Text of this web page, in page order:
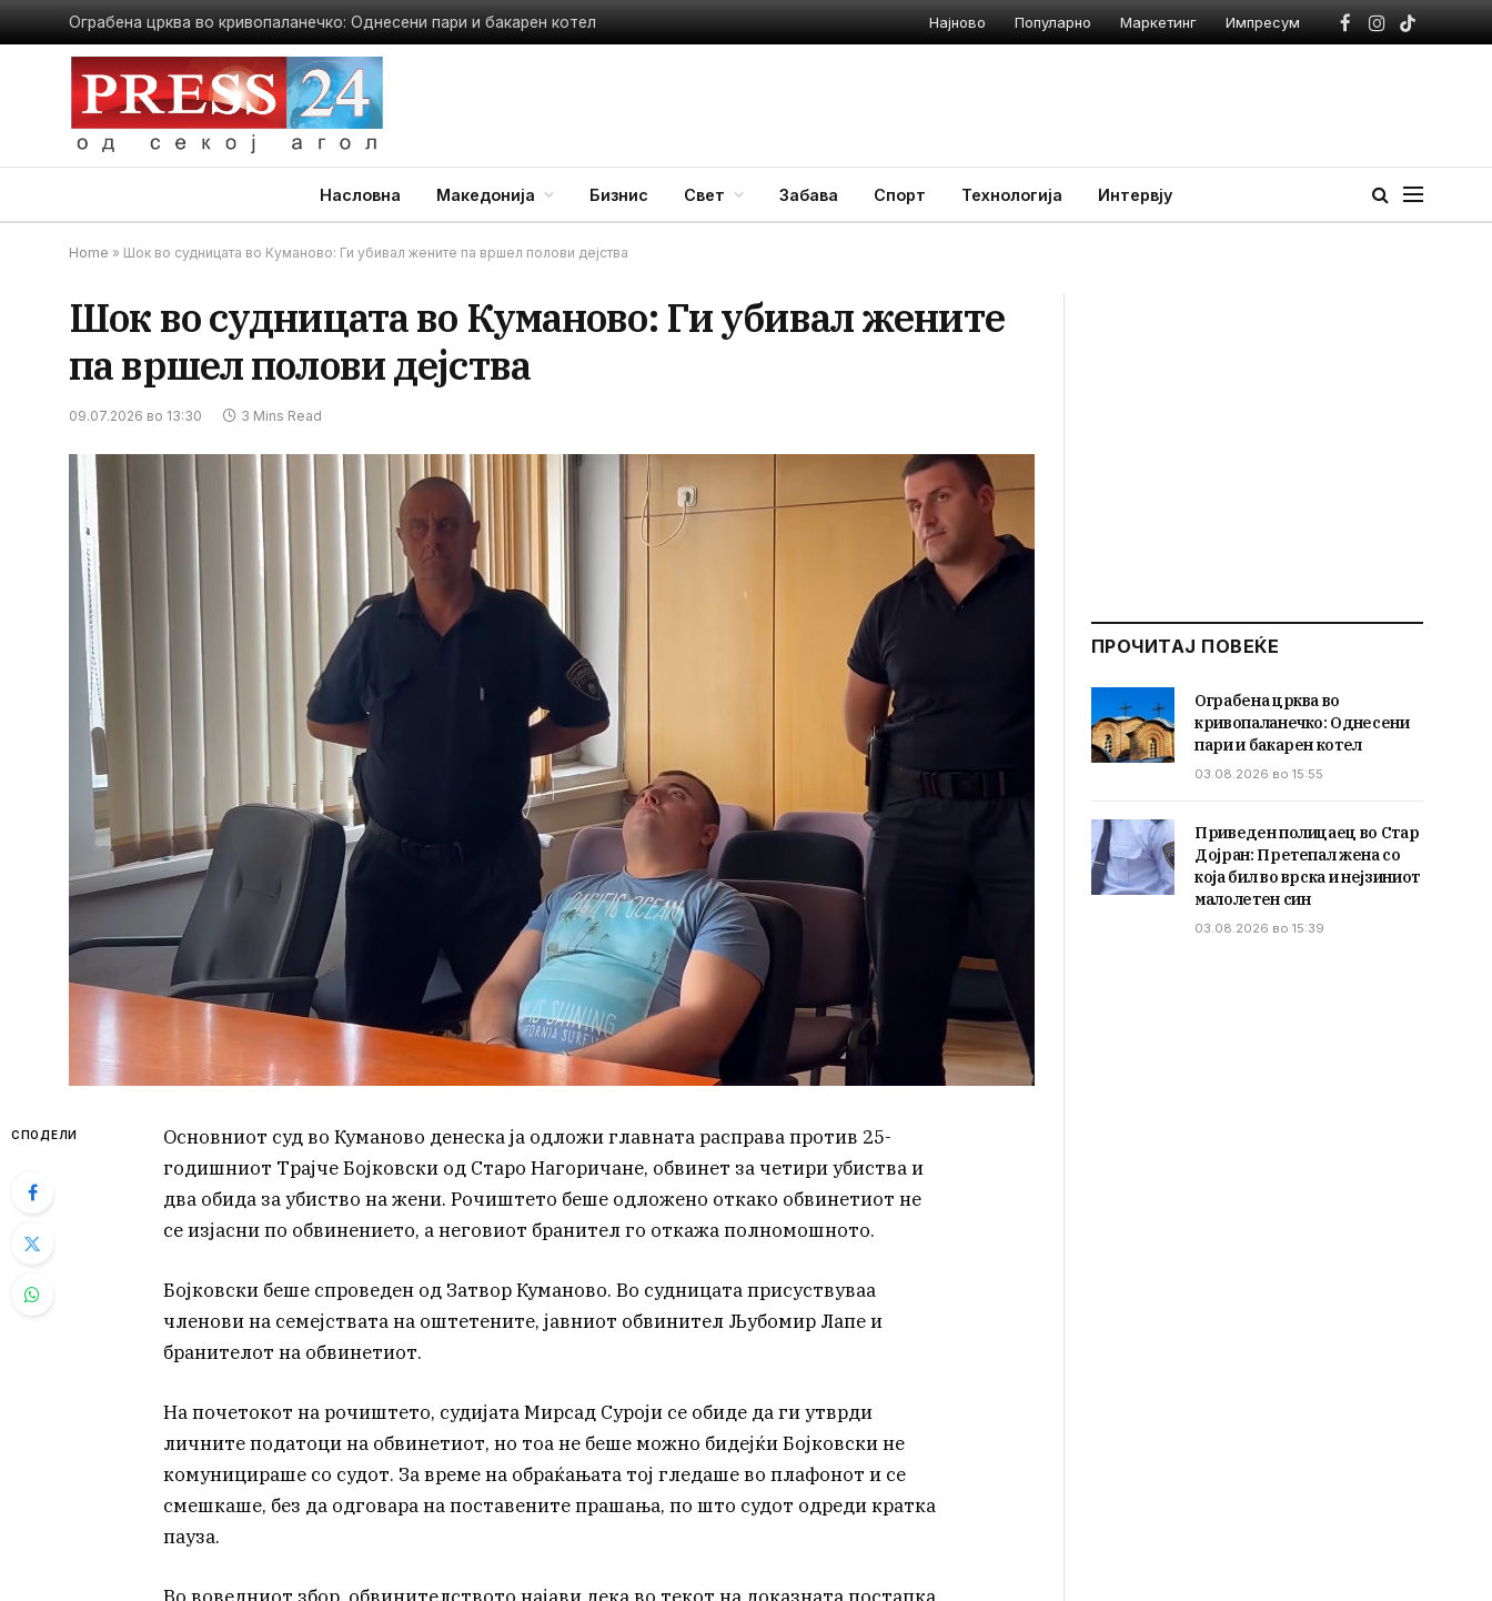
Ограбена црква во кривопаланечко: Однесени пари и бакарен котел Најново Популарно Маркетинг Импресум
Facebook
Instagram
TikTok
Насловна Македонија Бизнис Свет Забава Спорт Технологија Интервју
Home » Шок во судницата во Куманово: Ги убивал жените па вршел полови дејства
Шок во судницата во Куманово: Ги убивал жените
па вршел полови дејства
09.07.2026 во 13:30 3 Mins Read
СПОДЕЛИ
Основниот суд во Куманово денеска ја одложи главната расправа против 25-
годишниот Трајче Бојковски од Старо Нагоричане, обвинет за четири убиства и
два обида за убиство на жени. Рочиштето беше одложено откако обвинетиот не
се изјасни по обвинението, а неговиот бранител го откажа полномошното.
Бојковски беше спроведен од Затвор Куманово. Во судницата присуствуваа
членови на семејствата на оштетените, јавниот обвинител Љубомир Лапе и
бранителот на обвинетиот.
На почетокот на рочиштето, судијата Мирсад Суроји се обиде да ги утврди
личните податоци на обвинетиот, но тоа не беше можно бидејќи Бојковски не
комуницираше со судот. За време на обраќањата тој гледаше во плафонот и се
смешкаше, без да одговара на поставените прашања, по што судот одреди кратка
пауза.
ПРОЧИТАЈ ПОВЕЌЕ
Ограбена црква во
кривопаланечко: Однесени
пари и бакарен котел
03.08.2026 во 15:55
Приведен полицаец во Стар
Дојран: Претепал жена со
која бил во врска и нејзиниот
малолетен син
03.08.2026 во 15:39